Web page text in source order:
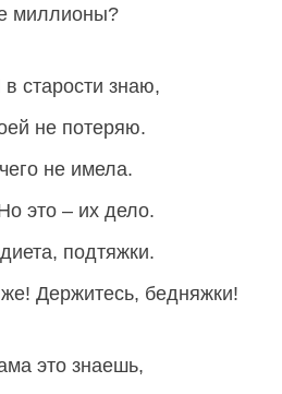
миллионы?
старости знаю,
не потеряю.
не имела.
это – их дело.
подтяжки.
Держитесь, бедняжки!
это знаешь,